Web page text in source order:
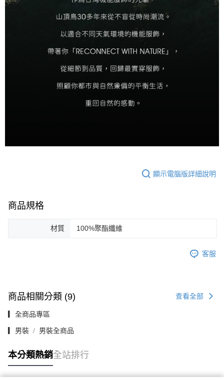
顯示電腦版詳細說明
商品規格
材質 100%聚酯纖維
客服
商品相關分類 (9) 查看全部
▎全商品專區
▎男裝 男裝全商品
本分類熱銷全站排行